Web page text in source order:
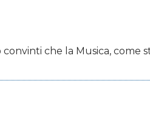
che la Musica, come